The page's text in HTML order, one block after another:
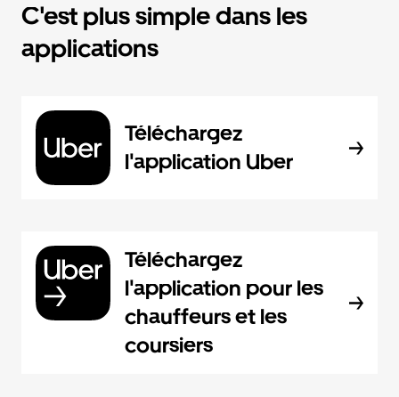
C'est plus simple dans les
applications
Téléchargez
l'application Uber
Téléchargez
l'application pour les
chauffeurs et les
coursiers